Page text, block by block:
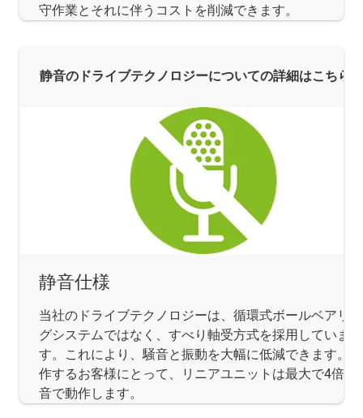
守作業とそれに伴うコストを削減できます。
静音仕様
当社のドライブテクノロジーは、循環式ボールベアリン
グシステムではなく、すべり軸受方式を採用していま
す。これにより、騒音と振動を大幅に低減できます。操
作するお客様にとって、リニアユニットは最大で4倍静
音で動作します。
静音のドライブテクノロジーについての詳細はこちら